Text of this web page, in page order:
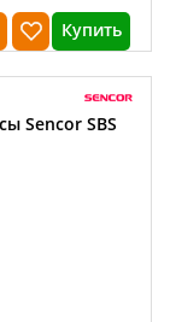
Купить
Sencor SBS